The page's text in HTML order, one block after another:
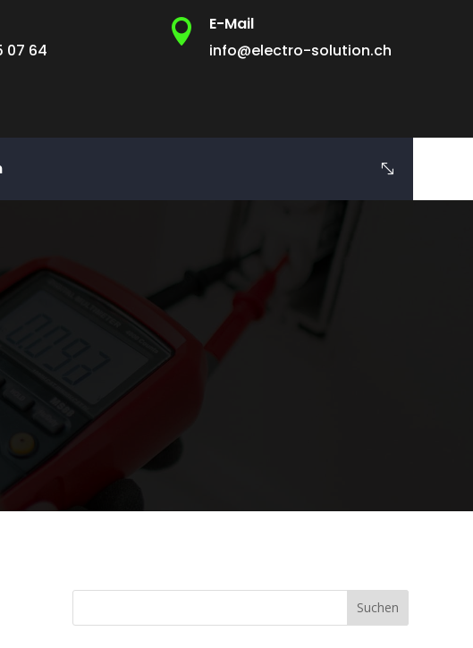
07 64

E-Mail
info@electro-solution.ch
Suchen